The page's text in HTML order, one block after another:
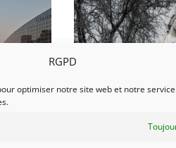
RGPD
optimiser notre site web et notre
2023-0501 AG